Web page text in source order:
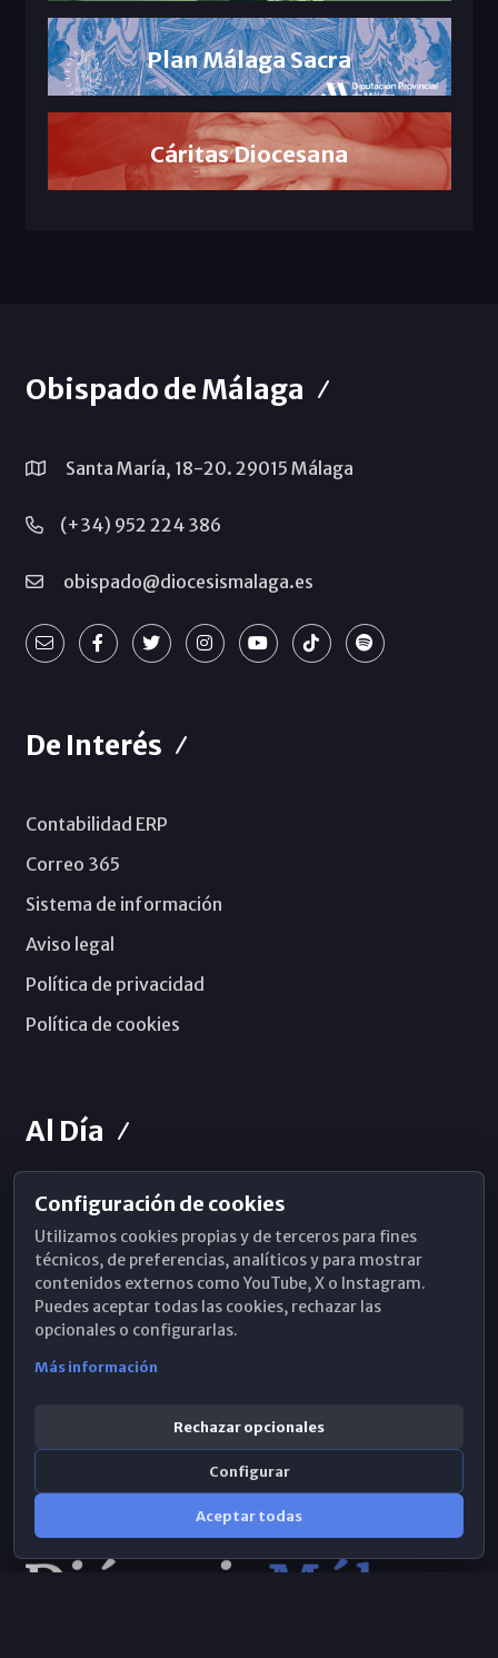
Plan Málaga Sacra
Cáritas Diocesana
Obispado de Málaga
Santa María, 18-20. 29015 Málaga
(+34) 952 224 386
obispado@diocesismalaga.es
De Interés
Contabilidad ERP
Correo 365
Sistema de información
Aviso legal
Política de privacidad
Política de cookies
Al Día
Horarios de Misa
Hemeroteca
WhatsApp
Configuración de cookies
Utilizamos cookies propias y de terceros para fines
técnicos, de preferencias, analíticos y para mostrar
contenidos externos como YouTube, X o Instagram.
Puedes aceptar todas las cookies, rechazar las
opcionales o configurarlas.
Más información
Rechazar opcionales
Configurar
Aceptar todas